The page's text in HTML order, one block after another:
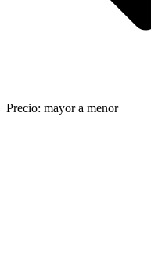
Precio: mayor a menor